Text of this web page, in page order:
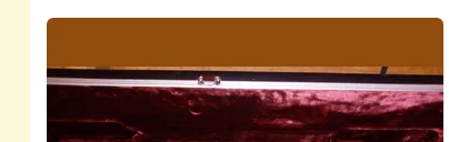
Fotografie